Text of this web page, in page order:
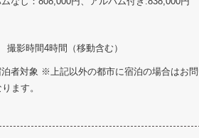
影時間4時間（移動含む）
者対象 ※上記以外の都市に宿泊の場合はお
ます。